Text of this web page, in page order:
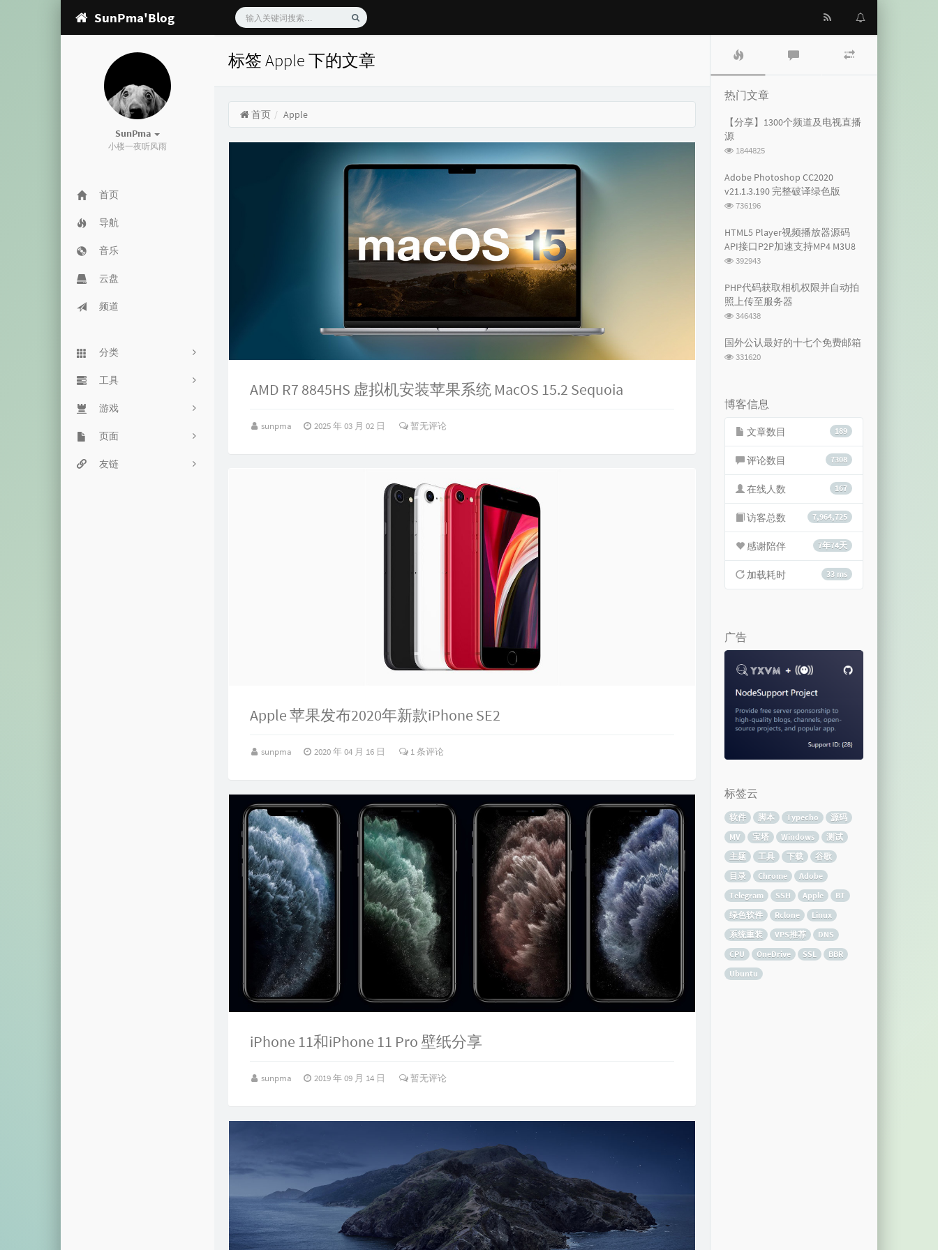
SunPma'Blog
SunPma
小楼一夜听风雨
首页
导航
音乐
云盘
频道
分类
90
Linux
24
Typecho
61
杂七杂八
5
主机推荐
工具
服务监控
网站监控
目录程序
游戏
街头霸王
飞机大战
页面
豆瓣网
友链
标签 Apple 下的文章
首页 Apple
AMD R7 8845HS 虚拟机安装苹果系统 MacOS 15.2 Sequoia
sunpma 2025 年 03 月 02 日 暂无评论
Apple 苹果发布2020年新款iPhone SE2
sunpma 2020 年 04 月 16 日 1 条评论
iPhone 11和iPhone 11 Pro 壁纸分享
sunpma 2019 年 09 月 14 日 暂无评论
文
章
评
文
热门文章
【分享】1300个频道及电视直播
源
浏
次
数:
1844825
Adobe Photoshop CC2020
v21.1.3.190 完整破译绿色版
浏
次
数:
736196
HTML5 Player视频播放器源码
API接口P2P加速支持MP4 M3U8
浏
次
数:
392943
PHP代码获取相机权限并自动拍
照上传至服务器
浏
次
数:
346438
国外公认最好的十七个免费邮箱
浏
331620
博客信息
189
文章数目
7308
评论数目
167
在线人数
7,964,725
访客总数
7年74天
感谢陪伴
33 ms
加载耗时
广告
标签云
软件 脚本 Typecho
源码
MV
宝塔 Windows
测试
主题
工具 下载
谷歌
目录
Chrome
Adobe
Telegram
SSH Apple
BT
绿色软件
Rclone
Linux
系统重装
VPS推荐
DNS
CPU
OneDrive SSL
BBR
Ubuntu